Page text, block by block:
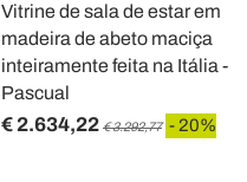
Vitrine de sala de estar em
madeira de abeto maciça
inteiramente feita na Itália -
Pascual
€ 2.634,22 € 3.292,77 - 20%